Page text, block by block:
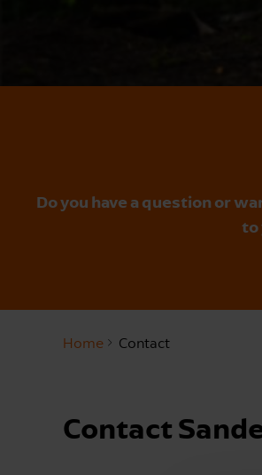
Do you have a question or
to
Home Contact
Contact